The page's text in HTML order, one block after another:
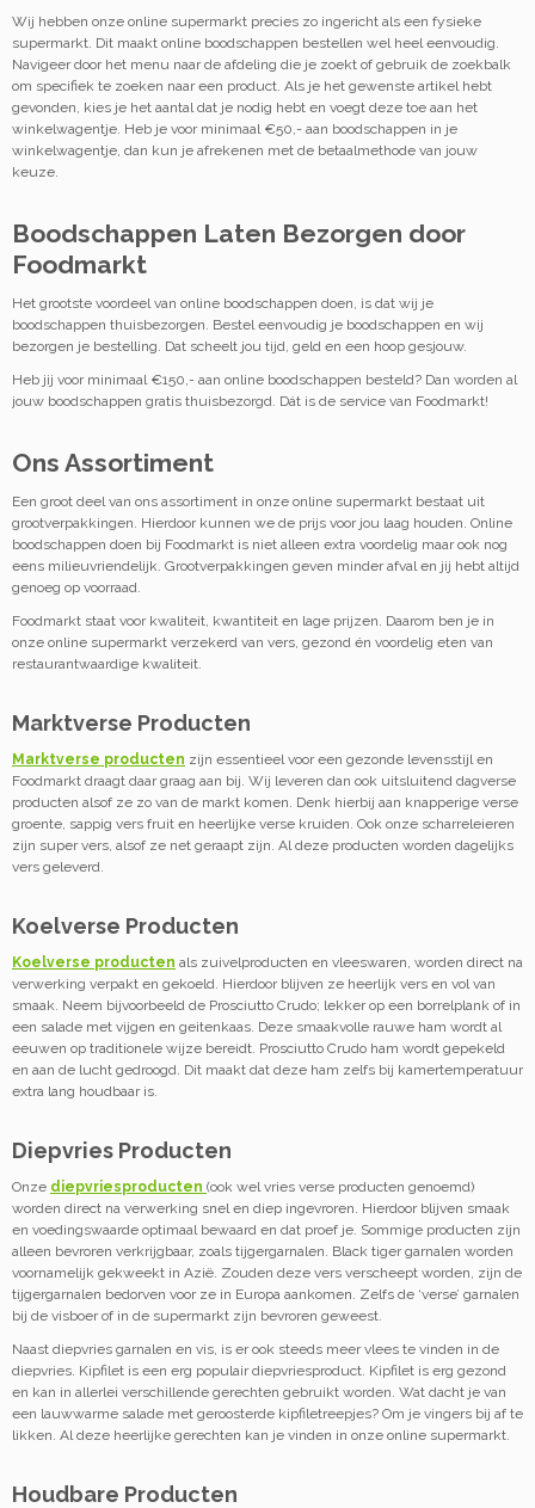
Wij hebben onze online supermarkt precies zo ingericht als een fysieke
supermarkt. Dit maakt online boodschappen bestellen wel heel eenvoudig.
Navigeer door het menu naar de afdeling die je zoekt of gebruik de zoekbalk
om specifiek te zoeken naar een product. Als je het gewenste artikel hebt
gevonden, kies je het aantal dat je nodig hebt en voegt deze toe aan het
winkelwagentje. Heb je voor minimaal €50,- aan boodschappen in je
winkelwagentje, dan kun je afrekenen met de betaalmethode van jouw
keuze.
Boodschappen Laten Bezorgen door
Foodmarkt
Het grootste voordeel van online boodschappen doen, is dat wij je
boodschappen thuisbezorgen. Bestel eenvoudig je boodschappen en wij
bezorgen je bestelling. Dat scheelt jou tijd, geld en een hoop gesjouw.
Heb jij voor minimaal €150,- aan online boodschappen besteld? Dan worden al
jouw boodschappen gratis thuisbezorgd. Dát is de service van Foodmarkt!
Ons Assortiment
Een groot deel van ons assortiment in onze online supermarkt bestaat uit
grootverpakkingen. Hierdoor kunnen we de prijs voor jou laag houden. Online
boodschappen doen bij Foodmarkt is niet alleen extra voordelig maar ook nog
eens milieuvriendelijk. Grootverpakkingen geven minder afval en jij hebt altijd
genoeg op voorraad.
Foodmarkt staat voor kwaliteit, kwantiteit en lage prijzen. Daarom ben je in
onze online supermarkt verzekerd van vers, gezond én voordelig eten van
restaurantwaardige kwaliteit.
Marktverse Producten
Marktverse producten zijn essentieel voor een gezonde levensstijl en
Foodmarkt draagt daar graag aan bij. Wij leveren dan ook uitsluitend dagverse
producten alsof ze zo van de markt komen. Denk hierbij aan knapperige verse
groente, sappig vers fruit en heerlijke verse kruiden. Ook onze scharreleieren
zijn super vers, alsof ze net geraapt zijn. Al deze producten worden dagelijks
vers geleverd.
Koelverse Producten
Koelverse producten als zuivelproducten en vleeswaren, worden direct na
verwerking verpakt en gekoeld. Hierdoor blijven ze heerlijk vers en vol van
smaak. Neem bijvoorbeeld de Prosciutto Crudo; lekker op een borrelplank of in
een salade met vijgen en geitenkaas. Deze smaakvolle rauwe ham wordt al
eeuwen op traditionele wijze bereidt. Prosciutto Crudo ham wordt gepekeld
en aan de lucht gedroogd. Dit maakt dat deze ham zelfs bij kamertemperatuur
extra lang houdbaar is.
Diepvries Producten
Onze diepvriesproducten (ook wel vries verse producten genoemd)
worden direct na verwerking snel en diep ingevroren. Hierdoor blijven smaak
en voedingswaarde optimaal bewaard en dat proef je. Sommige producten zijn
alleen bevroren verkrijgbaar, zoals tijgergarnalen. Black tiger garnalen worden
voornamelijk gekweekt in Azië. Zouden deze vers verscheept worden, zijn de
tijgergarnalen bedorven voor ze in Europa aankomen. Zelfs de ‘verse’ garnalen
bij de visboer of in de supermarkt zijn bevroren geweest.
Naast diepvries garnalen en vis, is er ook steeds meer vlees te vinden in de
diepvries. Kipfilet is een erg populair diepvriesproduct. Kipfilet is erg gezond
en kan in allerlei verschillende gerechten gebruikt worden. Wat dacht je van
een lauwwarme salade met geroosterde kipfiletreepjes? Om je vingers bij af te
likken. Al deze heerlijke gerechten kan je vinden in onze online supermarkt.
Houdbare Producten